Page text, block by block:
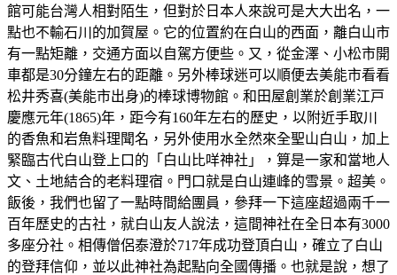
館可能台灣人相對陌生，但對於日本人來說可是大大出名，一
點也不輸石川的加賀屋。它的位置約在白山的西面，離白山市
有一點矩離，交通方面以自駕方便些。又，從金澤、小松市開
車都是30分鐘左右的距離。另外棒球迷可以順便去美能市看看
松井秀喜(美能市出身)的棒球博物館。和田屋創業於創業江戸
慶應元年(1865)年，距今有160年左右的歷史，以附近手取川
的香魚和岩魚料理聞名，另外使用水全然來全聖山白山，加上
緊臨古代白山登上口的「白山比咩神社」，算是一家和當地人
文、土地結合的老料理宿。門口就是白山連峰的雪景。超美。
飯後，我們也留了一點時間給團員，參拜一下這座超過兩千一
百年歷史的古社，就白山友人說法，這間神社在全日本有3000
多座分社。相傳僧侶泰澄於717年成功登頂白山，確立了白山
的登拜信仰，並以此神社為起點向全國傳播。也就是說，想了